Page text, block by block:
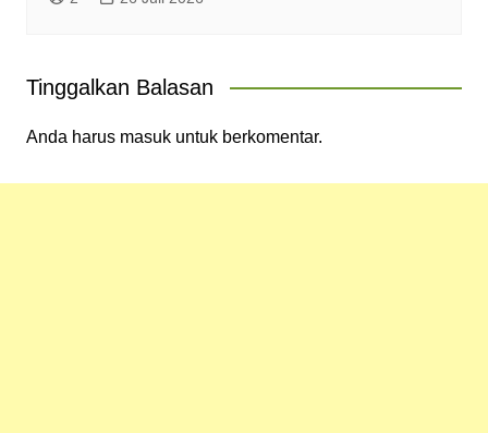
Tinggalkan Balasan
Anda harus masukuntuk berkomentar.